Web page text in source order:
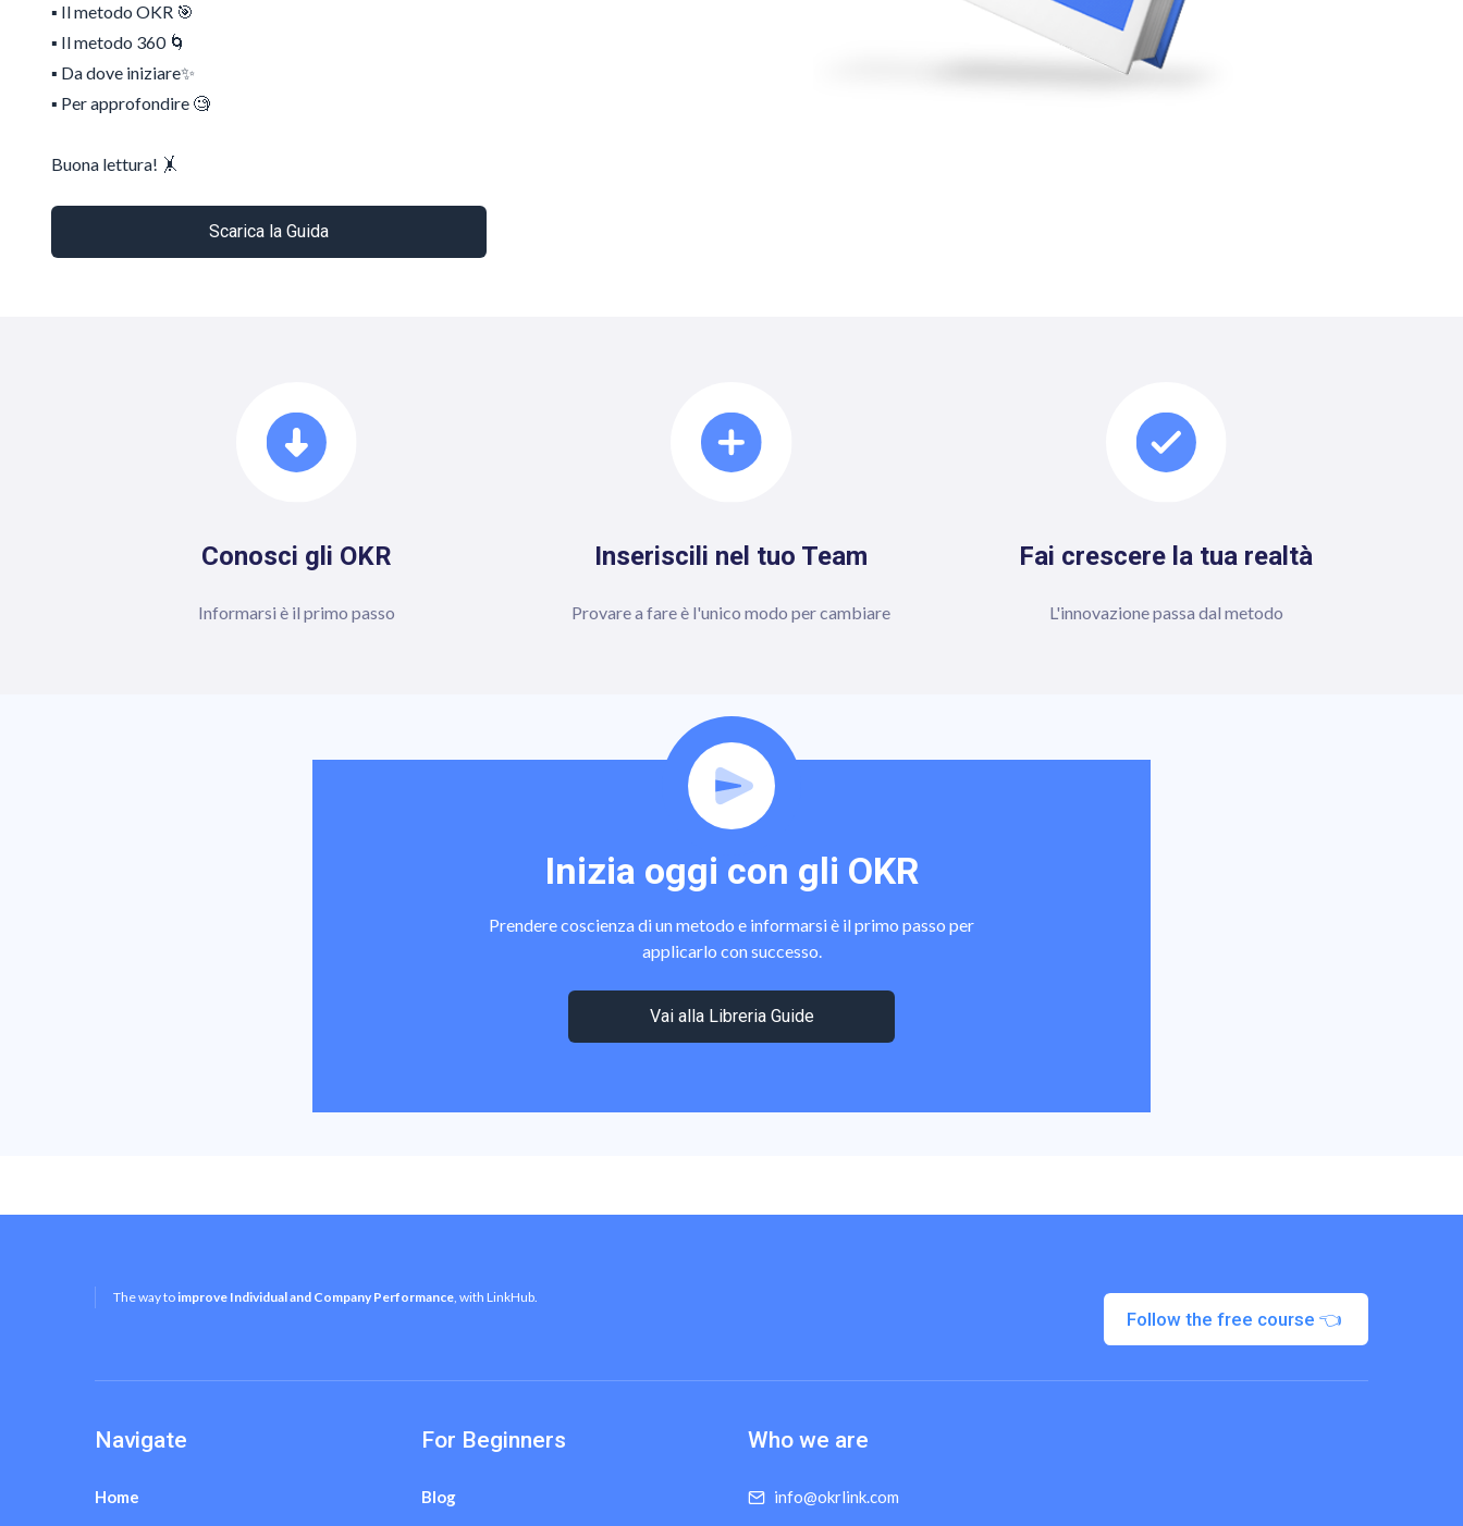
▪️ Il metodo OKR 🎯
▪️ Il metodo 360 🌀
▪️ Da dove iniziare✨
▪️ Per approfondire 🧐
Buona lettura! 🤸
Scarica la Guida
Conosci gli OKR
Informarsi è il primo passo
Inseriscili nel tuo Team
Provare a fare è l'unico modo per cambiare
Fai crescere la tua realtà
L'innovazione passa dal metodo
Inizia oggi con gli OKR
Prendere coscienza di un metodo e informarsi è il primo passo per
applicarlo con successo.
Vai alla Libreria Guide
The way toimprove Individual and Company Performance, with LinkHub.
Follow the free course 👈
Navigate
Home
For Beginners
Blog
Who we are
info@okrlink.com